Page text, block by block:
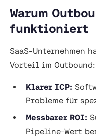
Warum
funktioniert
SaaS-Unternehmen
Vorteil im Outbound:
Klarer ICP:
Probleme für
Messbarer ROI:
Pipeline-Wert